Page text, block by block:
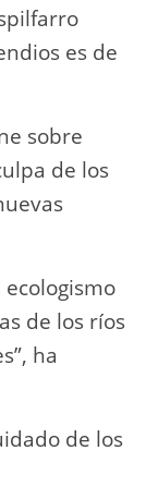
es de
sobre
de los
de los ríos
ha
de los